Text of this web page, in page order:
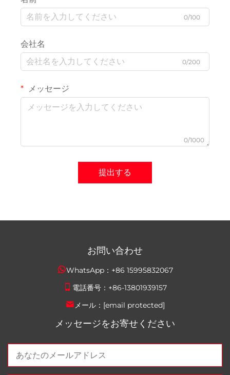
0/100
会社名
0/200
メッセージ
0/1000
提出する
お問い合わせ
WhatsApp： +86 15995832067
電話番号： +86-13801939157
メール： [email protected]
メッセージをお寄せください